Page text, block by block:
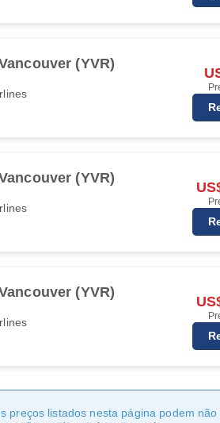
(YVR)
(YVR)
(YVR)
preços listados nesta página podem